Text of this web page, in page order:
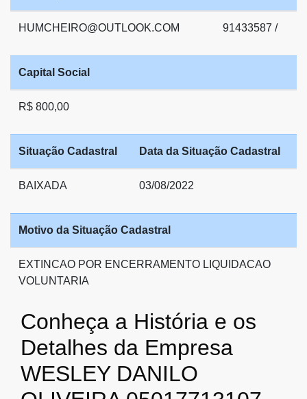
HUMCHEIRO@OUTLOOK.COM 91433587 /
Capital Social
R$ 800,00
Situação Cadastral Data da Situação Cadastral
BAIXADA 03/08/2022
Motivo da Situação Cadastral
EXTINCAO POR ENCERRAMENTO LIQUIDACAO
VOLUNTARIA
Conheça a História e os
Detalhes da Empresa
WESLEY DANILO